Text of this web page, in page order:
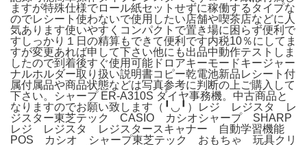
ますが特殊仕様でロール紙セットせずに稼働するタイプな
のでレシート使わないで使用したい店舗や喫茶店などに人
気あります使いやすくコンパクトで置き場に困らず便利で
すしっかり１日の精算もできて便利です内税10％にしてま
すが変更あれば申して下さい他にも出品中動作テストしま
したので到着後すぐ使用可能ドロアキーモードキージャー
ナルホルダー取り扱い説明書コピー乾電池新品レシート付
属付属品や商品状態などは写真参考に判断の上ご購入して
下さい。シャープ ER-A310S ダイヤ事務機。中古商品と
なりますのでお願い致します（╹◡╹）レジ レジスタ レ
ジスター東芝テック CASIO カシオシャープ SHARP
レジ レジスタ レジスタースキャナー 自動学習機能
POS カシオ シャープ東芝テック おもちゃ 玩具クリ